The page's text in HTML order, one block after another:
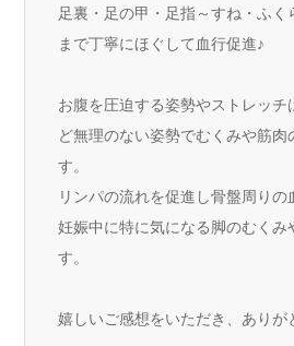
足裏・足の甲・足指～すね・ふ
まで丁寧にほぐして血行促進♪
お腹を圧迫する姿勢やストレッチ
ど無理のない姿勢でむくみや筋肉
す。
リンパの流れを促進し骨盤周りの
妊娠中に特に気になる脚のむくみ
す。
嬉しいご感想をいただき、ありが